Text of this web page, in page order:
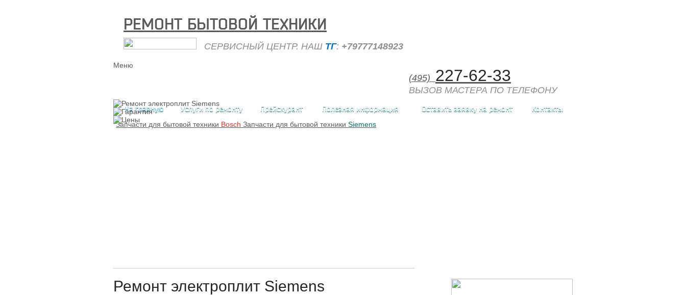
РЕМОНТ БЫТОВОЙ ТЕХНИКИ
СЕРВИСНЫЙ ЦЕНТР. НАШ ТГ: +79777148923
(495) 227-62-33
ВЫЗОВ МАСТЕРА ПО ТЕЛЕФОНУ
Меню
На главную Услуги по ремонту Прейскурант Полезная информация Оставить заявку на ремонт Контакты
Запчасти для бытовой техники Bosch Запчасти для бытовой техники Siemens
Ремонт электроплит Siemens